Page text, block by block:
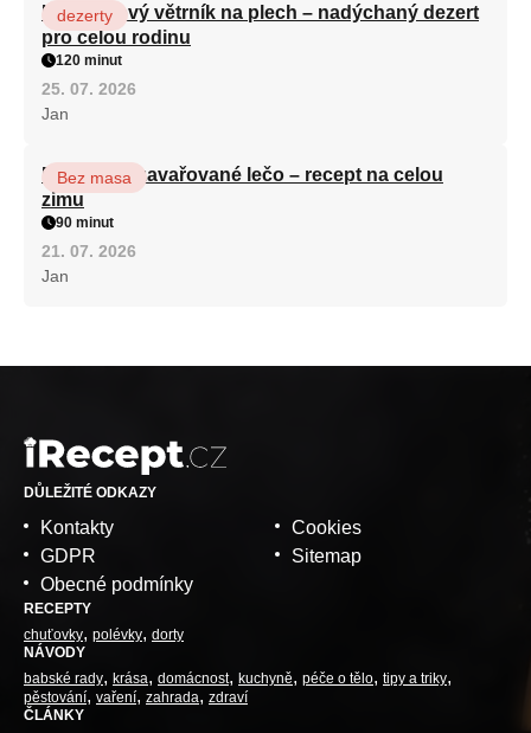
Karamelový větrník na plech – nadýchaný dezert
pro celou rodinu
dezerty
120 minut
25. 07. 2026
Jan
Babiččino zavařované lečo – recept na celou
zimu
Bez masa
90 minut
21. 07. 2026
Jan
DŮLEŽITÉ ODKAZY
Kontakty
GDPR
Obecné podmínky
Cookies
Sitemap
RECEPTY
chuťovky polévky dorty
NÁVODY
babské rady krása domácnost kuchyně péče o tělo tipy a triky
pěstování vaření zahrada zdraví
ČLÁNKY